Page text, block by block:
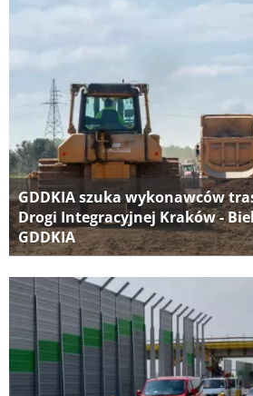
GDDKIA szuka wykonawców
Drogi Integracyjnej Kraków -
GDDKIA